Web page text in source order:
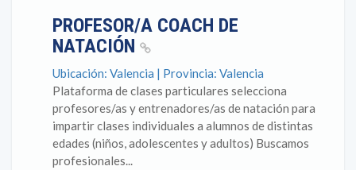
PROFESOR/A COACH DE
NATACIÓN
Ubicación: Valencia | Provincia: Valencia
Plataforma de clases particulares selecciona
profesores/as y entrenadores/as de natación para
impartir clases individuales a alumnos de distintas
edades (niños, adolescentes y adultos) Buscamos
profesionales...